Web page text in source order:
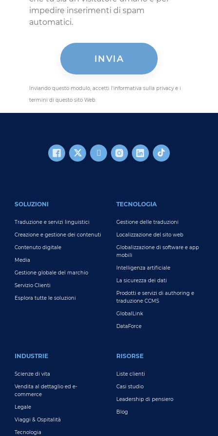
impedire inserimenti di spam
automatici.
Inviando questo modulo, accetti l'informativa sulla privacy e i
termini di questo sito Web.
SOLUZIONI
Traduzione e servizi linguistici
Creazione e gestione dei contenuti
Contenuto digitale
Media
Gestione globale del marchio
Servizio Clienti
Esplora tutte le soluzioni
TECNOLOGIA
Gestione delle traduzioni
Localizzazione del sito web
Globalizzazione di software e app
mobili
Intelligenza artificiale
La sicurezza dei dati
Prodotti e servizi di authoring e
traduzione CCMS
GlobalLink
DataForce
INDUSTRIE
Scienze di vita
Vendita al dettaglio ed e-
commerce
Legale
Viaggi & Ospitalità
Tecnologia
RISORSE
Liste clienti
Casi studio
Leadership di pensiero
Blog